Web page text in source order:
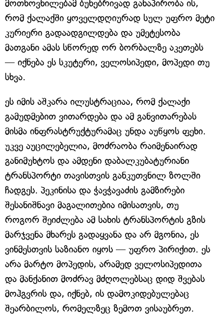
მოთხოვნილებამ ბუნებრივად განაპირობა ის,
რომ ქალაქში ყოველდღიურად სულ უფრო მეტი
კურიერი გადაადგილდება და უმეტესობა
მათგანი ამას სწორედ ორ ბორბალზე აკეთებს
— იქნება ეს სკუტერი, ველოსიპედი, მოპედი თუ
სხვა.
ეს იმის აშკარა ილუსტრაციაა, რომ ქალაქი
გამუდმებით ვითარდება და ამ განვითარებას
მისმა ინფრასტრუქტურამაც უნდა აუწყოს ფეხი.
უკვე აუცილებელია, მოძრაობა რაიმენაირად
განიმუხტოს და ამდენი დაბალკუბატურიანი
ტრანსპორტი თავისთვის განკუთვნილ ზოლში
ჩადგეს. პეკინისა და ჭავჭავაძის გამზირები
შესანიშნავი მაგალითებია იმისათვის, თუ
როგორ შეიძლება ამ სახის ტრანსპორტის გზის
მარჯვენა მხარეს გადაყვანა და არ მგონია, ეს
ვინმესთვის საზიანო იყოს — უფრო პირიქით. ეს
არა მარტო მოპედის, არამედ ველოსიპედითა
და მანქანით მოძრავ მძღოლებსაც დიდ შვებას
მოჰგვრის და, იქნებ, ის დამოკიდებულებაც
შეარბილოს, რომელზეც ზემოთ ვისაუბრეთ.